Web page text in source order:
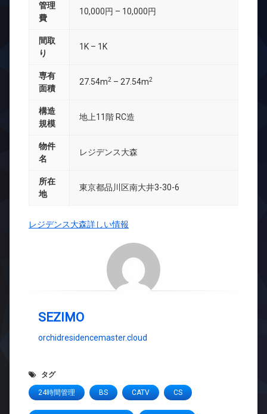
管理
費
10,000円 – 10,000円
間取
り
1K – 1K
専有
面積
27.54m2 – 27.54m2
構造
規模
地上11階 RC造
物件
名
レジデンス大森
所在
地
東京都品川区南大井3-30-6
レジデンス大森詳しい情報
SEZIMO
orchidresidencemaster.cloud
タグ
24時間管理 BS CATV CS